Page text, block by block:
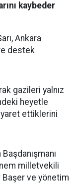
kaybeder
Ankara
destek
gazileri yalnız
heyetle
ettiklerini
milletvekili
Başer ve yönetim